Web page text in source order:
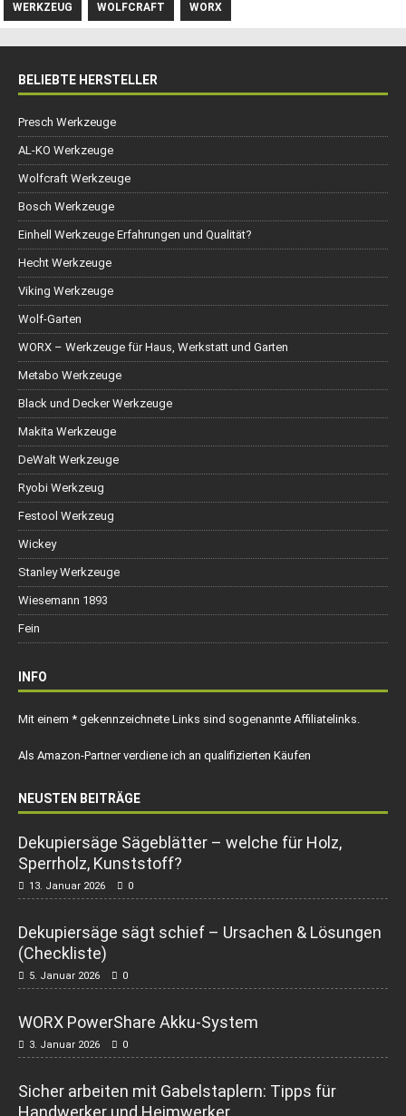
WERKZEUG WOLFCRAFT WORX
BELIEBTE HERSTELLER
Presch Werkzeuge
AL-KO Werkzeuge
Wolfcraft Werkzeuge
Bosch Werkzeuge
Einhell Werkzeuge Erfahrungen und Qualität?
Hecht Werkzeuge
Viking Werkzeuge
Wolf-Garten
WORX – Werkzeuge für Haus, Werkstatt und Garten
Metabo Werkzeuge
Black und Decker Werkzeuge
Makita Werkzeuge
DeWalt Werkzeuge
Ryobi Werkzeug
Festool Werkzeug
Wickey
Stanley Werkzeuge
Wiesemann 1893
Fein
INFO
Mit einem * gekennzeichnete Links sind sogenannte Affiliatelinks.
Als Amazon-Partner verdiene ich an qualifizierten Käufen
NEUSTEN BEITRÄGE
Dekupiersäge Sägeblätter – welche für Holz,
Sperrholz, Kunststoff?
13. Januar 2026 0
Dekupiersäge sägt schief – Ursachen & Lösungen
(Checkliste)
5. Januar 2026 0
WORX PowerShare Akku-System
3. Januar 2026 0
Sicher arbeiten mit Gabelstaplern: Tipps für